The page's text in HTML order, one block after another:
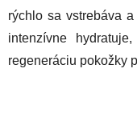
rýchlo sa vstrebáva
intenzívne
regeneráciu pokožky